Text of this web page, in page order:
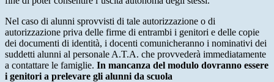
Nel caso di alunni sprovvisti di tale autorizzazione o di
autorizzazione priva delle firme di entrambi i genitori e delle copie
dei documenti di identità, i docenti comunicheranno i nominativi dei
suddetti alunni al personale A.T.A. che provvederà immediatamente
a contattare le famiglie. In mancanza del modulo dovranno essere
i genitori a prelevare gli alunni da scuola